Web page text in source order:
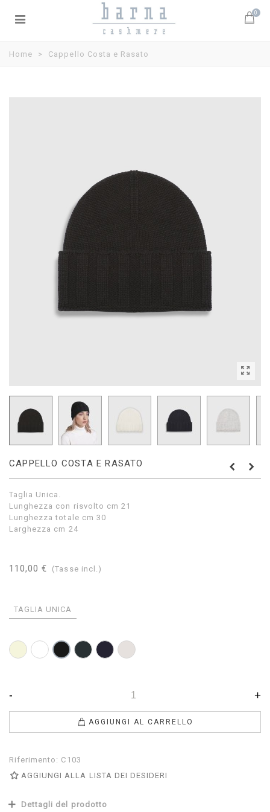
0
Home > Cappello Costa e Rasato
CAPPELLO COSTA E RASATO
Taglia Unica.
Lunghezza con risvolto cm 21
Lunghezza totale cm 30
Larghezza cm 24
110,00 € (Tasse incl.)
TAGLIA UNICA
BeigeBiancoNero Antracite
Navy Perla
- +
AGGIUNGI AL CARRELLO
Riferimento: C103
AGGIUNGI ALLA LISTA DEI DESIDERI
Dettagli del prodotto